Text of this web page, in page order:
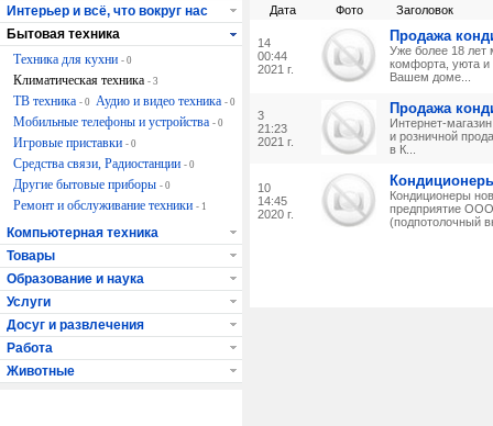
Дата Фото Заголовок
14
00:44
2021 г.
Продажа
Уже более 18
комфорта, уюта и
Вашем доме...
3
21:23
2021 г.
Продажа
Интернет-
и розничной
в К...
10
14:45
2020 г.
Кондиционеры
предприятие
(подпотолочный
Интерьер и всё, что вокруг нас
Бытовая техника
Техника для кухни - 0
Климатическая техника - 3
ТВ техника - 0 Аудио и видео техника - 0
Мобильные телефоны и устройства - 0
Игровые приставки - 0
Средства связи, Радиостанции - 0
Другие бытовые приборы - 0
Ремонт и обслуживание техники - 1
Компьютерная техника
Товары
Образование и наука
Услуги
Досуг и развлечения
Работа
Животные